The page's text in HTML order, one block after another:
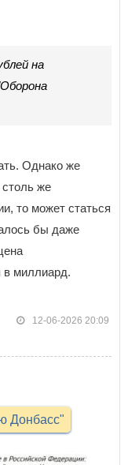
на
Однако же
же
то может статься
бы даже
в миллиард.
12-06-2026 20:09
Донбасс"